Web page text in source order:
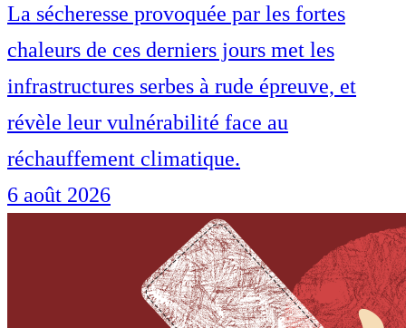
La sécheresse provoquée par les fortes
chaleurs de ces derniers jours met les
infrastructures serbes à rude épreuve, et
révèle leur vulnérabilité face au
réchauffement climatique.
6 août 2026